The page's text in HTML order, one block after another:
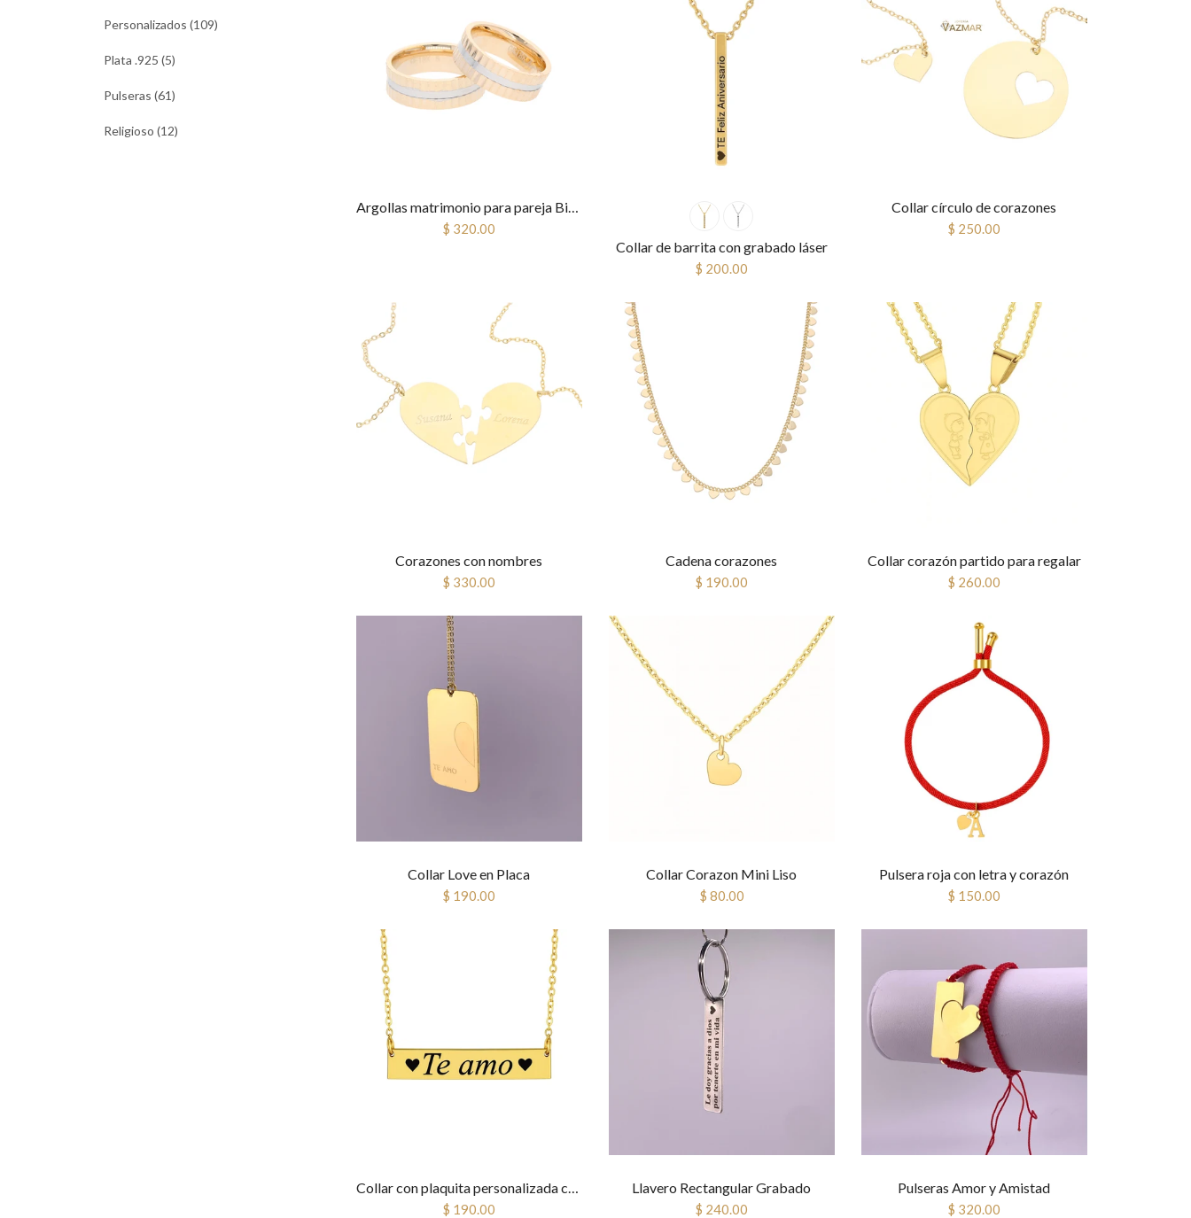
Personalizados (109)
Plata .925 (5)
Pulseras (61)
Religioso (12)
Argollas matrimonio para pareja Bitono
$ 320.00
Collar de barrita con grabado láser
$ 200.00
Collar círculo de corazones
$ 250.00
Corazones con nombres
$ 330.00
Cadena corazones
$ 190.00
Collar corazón partido para regalar
$ 260.00
Collar Love en Placa
$ 190.00
Collar Corazon Mini Liso
$ 80.00
Pulsera roja con letra y corazón
$ 150.00
Collar con plaquita personalizada con grabado
$ 190.00
Llavero Rectangular Grabado
$ 240.00
Pulseras Amor y Amistad
$ 320.00